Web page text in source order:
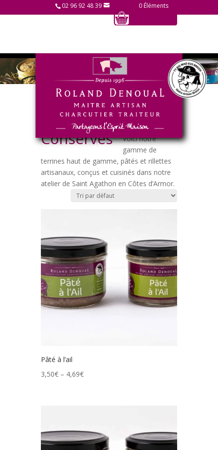
02 96 92 48 39 0 Éléments
Conserves
Voici notre
gamme de
terrines haut de gamme, pâtés et rillettes
artisanaux, conçus et cuisinés dans notre
atelier de Saint Agathon en Côtes d’Armor.
Pâté à l’ail
3,50€ – 4,69€